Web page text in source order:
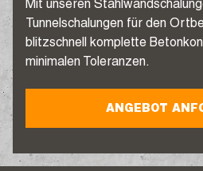
Mit unseren
Tunnelschalungen für den
blitzschnell komplette
minimalen Toleranzen.
ANGEBOT